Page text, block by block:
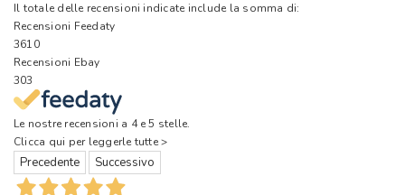
Il totale delle recensioni indicate include la somma di:
Recensioni Feedaty
3610
Recensioni Ebay
303
Le nostre recensioni a 4 e 5 stelle.
Clicca qui per leggerle tutte >
Precedente Successivo